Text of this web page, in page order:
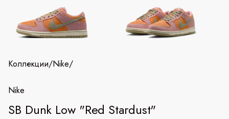
Коллекции/Nike/
Nike
SB Dunk Low "Red Stardust"